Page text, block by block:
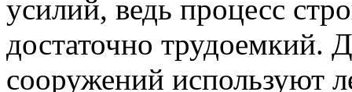
усилий, ведь процесс
достаточно трудоемкий.
сооружений используют